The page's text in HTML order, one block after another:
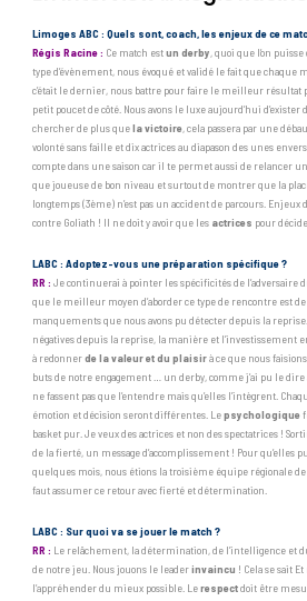
Limoges ABC : Quels sont, coach, les enjeux de ce
Régis Racine : Ce match estun derby, quoi que l’on
type d’évènement, nous évoqué et validé le fait que chaque
c’était le dernier, nous battre pour faire le meilleur résultat
petit poucet de côté. Nous avons le luxe aujourd’hui d’exister
chercher de plus quela victoire, cela passera par une
volonté sans faille et dix actrices au diapason des unes
compte dans une saison car il te permet aussi de relancer
que joueuse de bon niveau et surtout de montrer que la
longtemps (3ème) n’est pas un accident de parcours.
contre Goliath ! Il ne doit y avoir que les actrices pour
LABC : Adoptez-vous une préparation spécifique ?
RR : Je continuerai à pointer les spécificités de l’adversaire
que le meilleur moyen d’aborder ce type de rencontre est
manquements que nous avons pu détecter depuis la
négatives depuis la reprise, la manière et l’investissement
à redonnerde la valeur et du plaisirà ce que nous
buts de notre engagement … un derby, comme j’ai pu le
ne fassent pas que l’entendre mais qu’elles l’intègrent.
émotion et décision seront différentes. Lepsychologique
basket pur. Je veux des actrices et non des spectatrices !
de la fierté, un message d’accomplissement ! Pour qu’elles
quelques mois, nous étions la troisième équipe régionale de
faut assumer ce retour avec fierté et détermination.
LABC : Sur quoi va se jouer le match ?
RR : Le relâchement, la détermination, de l’intelligence et
de notre jeu. Nous jouons le leaderinvaincu ! Cela se sait
l’appréhender du mieux possible. Lerespectdoit être